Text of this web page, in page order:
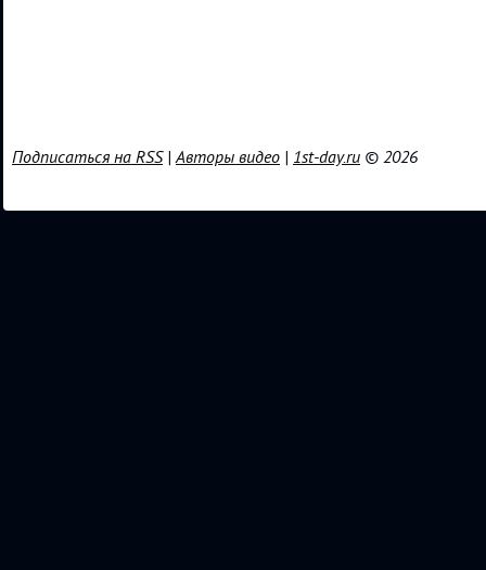
Подписаться на RSS|Авторы видео | 1st-day.ru © 2026